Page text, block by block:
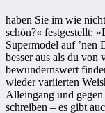
haben Sie im wie
schön?« festgestellt:
Supermodel auf ’nen
besser aus als du von
bewundernswert
wieder variierten
Alleingang und
schreiben – es gibt